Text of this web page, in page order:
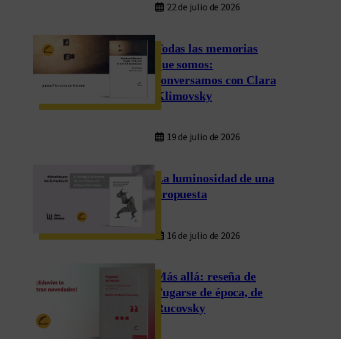
22 de julio de 2026
Todas las memorias
que somos:
conversamos con Clara
Klimovsky
19 de julio de 2026
La luminosidad de una
propuesta
16 de julio de 2026
Más allá: reseña de
Fugarse de época, de
Rucovsky